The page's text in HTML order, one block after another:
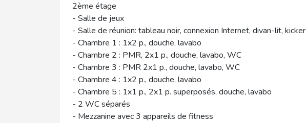
2ème étage
- Salle de jeux
- Salle de réunion: tableau noir, connexion Internet, divan-lit, kicker
- Chambre 1 : 1x2 p., douche, lavabo
- Chambre 2 : PMR, 2x1 p., douche, lavabo, WC
- Chambre 3 : PMR 2x1 p., douche, lavabo, WC
- Chambre 4 : 1x2 p., douche, lavabo
- Chambre 5 : 1x1 p., 2x1 p. superposés, douche, lavabo
- 2 WC séparés
- Mezzanine avec 3 appareils de fitness